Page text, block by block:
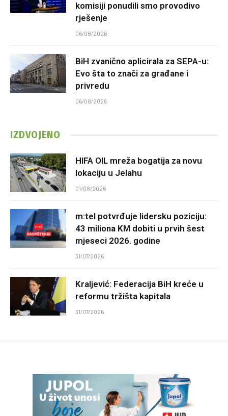
komisiji ponudili smo provodivo
rješenje
06/08/2026
BiH zvanično aplicirala za SEPA-u:
Evo šta to znači za građane i
privredu
06/08/2026
IZDVOJENO
HIFA OIL mreža bogatija za novu
lokaciju u Jelahu
01/08/2026
m:tel potvrđuje lidersku poziciju:
43 miliona KM dobiti u prvih šest
mjeseci 2026. godine
31/07/2026
Kraljević: Federacija BiH kreće u
reformu tržišta kapitala
31/07/2026